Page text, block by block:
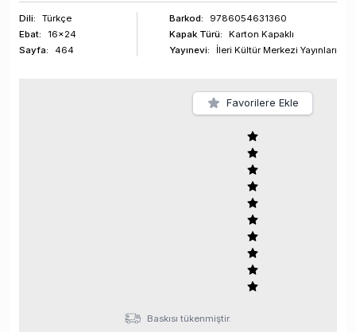
Dili:
Türkçe
Ebat:
16x24
Sayfa: 464
Barkod:
9786054631360
Kapak Türü:
Karton Kapaklı
Yayınevi:
İleri Kültür Merkezi Yayınları
Favorilere Ekle
Baskısı tükenmiştir.